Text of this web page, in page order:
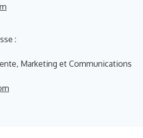
:
Marketing et Communications